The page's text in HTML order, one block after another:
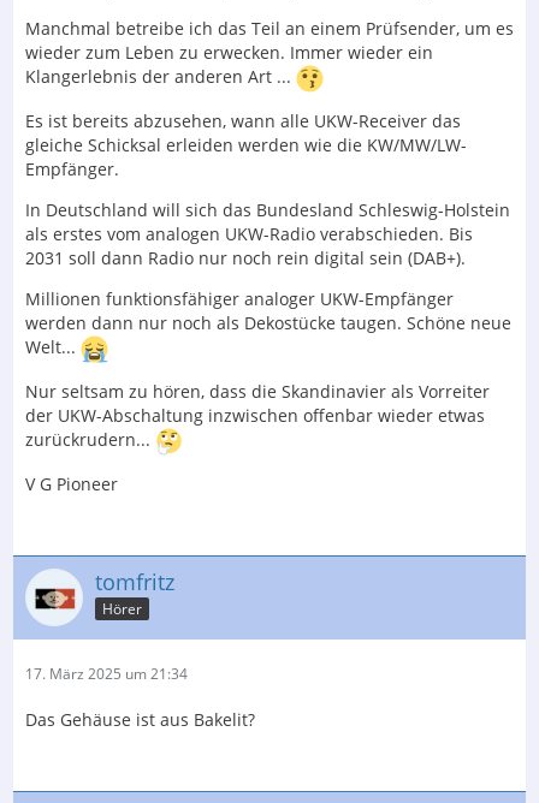
Manchmal betreibe ich das Teil an einem Prüfsender, um es
wieder zum Leben zu erwecken. Immer wieder ein
Klangerlebnis der anderen Art ...
Es ist bereits abzusehen, wann alle UKW-Receiver das
gleiche Schicksal erleiden werden wie die KW/MW/LW-
Empfänger.
In Deutschland will sich das Bundesland Schleswig-Holstein
als erstes vom analogen UKW-Radio verabschieden. Bis
2031 soll dann Radio nur noch rein digital sein (DAB+).
Millionen funktionsfähiger analoger UKW-Empfänger
werden dann nur noch als Dekostücke taugen. Schöne neue
Welt...
Nur seltsam zu hören, dass die Skandinavier als Vorreiter
der UKW-Abschaltung inzwischen offenbar wieder etwas
zurückrudern...
V G Pioneer
tomfritz
Hörer
17. März 2025 um 21:34
Das Gehäuse ist aus Bakelit?